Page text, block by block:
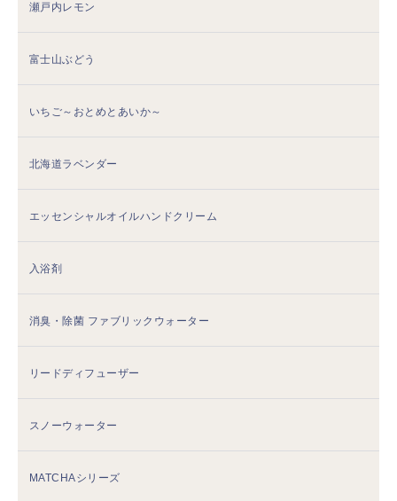
瀬戸内レモン
富士山ぶどう
いちご～おとめとあいか～
北海道ラベンダー
エッセンシャルオイルハンドクリーム
入浴剤
消臭・除菌 ファブリックウォーター
リードディフューザー
スノーウォーター
MATCHAシリーズ